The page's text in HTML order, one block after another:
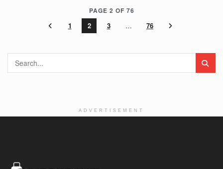
PAGE 2 OF 76
1 2 3 … 76
ADVERTISEMENT